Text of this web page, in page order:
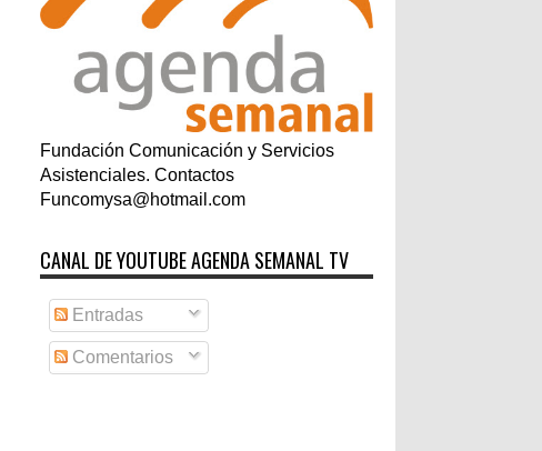
Fundación Comunicación y Servicios
Asistenciales. Contactos
Funcomysa@hotmail.com
CANAL DE YOUTUBE AGENDA SEMANAL TV
Entradas
Comentarios